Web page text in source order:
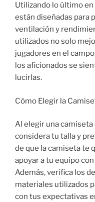
Utilizando lo último
están diseñadas para
ventilación y
utilizados no solo
jugadores en el
los aficionados se
lucirlas.
Cómo Elegir la
Al elegir una camiseta
considera tu talla y
de que la camiseta te
apoyar a tu equipo
Además, verifica los
materiales utilizados
con tus expectativas